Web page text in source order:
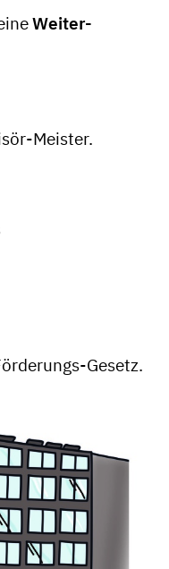
Weiter-
Meister.
Gesetz.